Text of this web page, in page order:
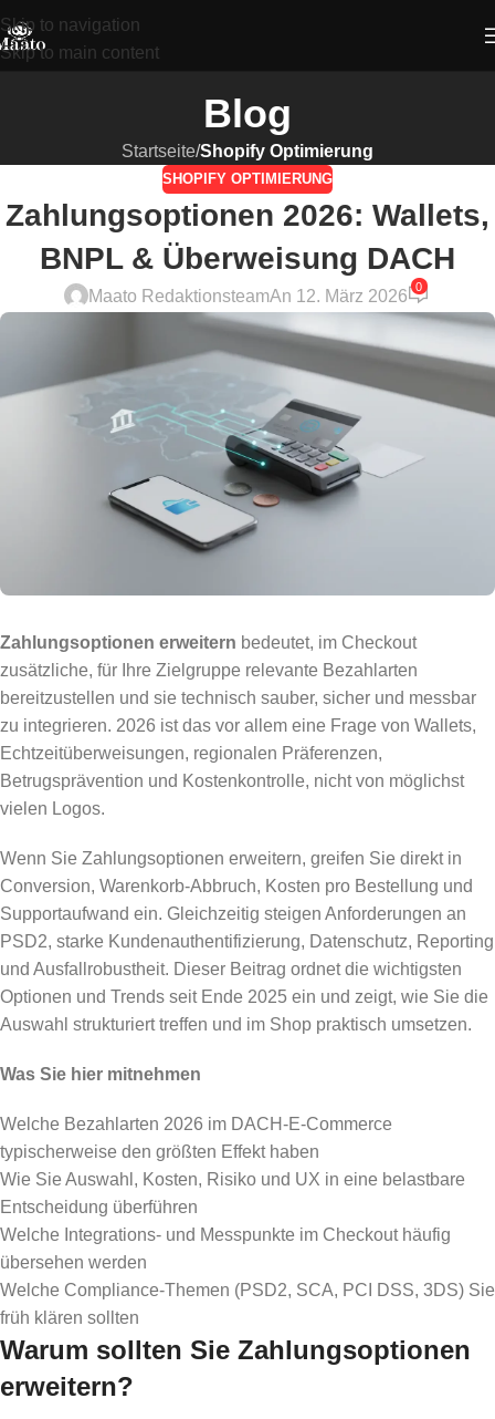
Skip to navigation
Skip to main content
Blog
Startseite/Shopify Optimierung
SHOPIFY OPTIMIERUNG
Zahlungsoptionen 2026: Wallets,
BNPL & Überweisung DACH
Maato RedaktionsteamAn 12. März 2026
0
Zahlungsoptionen erweitern bedeutet, im Checkout
zusätzliche, für Ihre Zielgruppe relevante Bezahlarten
bereitzustellen und sie technisch sauber, sicher und messbar
zu integrieren. 2026 ist das vor allem eine Frage von Wallets,
Echtzeitüberweisungen, regionalen Präferenzen,
Betrugsprävention und Kostenkontrolle, nicht von möglichst
vielen Logos.
Wenn Sie Zahlungsoptionen erweitern, greifen Sie direkt in
Conversion, Warenkorb-Abbruch, Kosten pro Bestellung und
Supportaufwand ein. Gleichzeitig steigen Anforderungen an
PSD2, starke Kundenauthentifizierung, Datenschutz, Reporting
und Ausfallrobustheit. Dieser Beitrag ordnet die wichtigsten
Optionen und Trends seit Ende 2025 ein und zeigt, wie Sie die
Auswahl strukturiert treffen und im Shop praktisch umsetzen.
Was Sie hier mitnehmen
Welche Bezahlarten 2026 im DACH-E-Commerce
typischerweise den größten Effekt haben
Wie Sie Auswahl, Kosten, Risiko und UX in eine belastbare
Entscheidung überführen
Welche Integrations- und Messpunkte im Checkout häufig
übersehen werden
Welche Compliance-Themen (PSD2, SCA, PCI DSS, 3DS) Sie
früh klären sollten
Warum sollten Sie Zahlungsoptionen
erweitern?